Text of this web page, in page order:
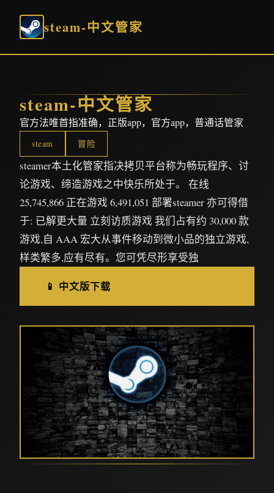
steam-中文管家
steam-中文管家
官方法唯首指准确，正版app，官方app，普通话管家
steam 冒险
steamer本土化管家指决拷贝平台称为畅玩程序、讨
论游戏、缔造游戏之中快乐所处于。 在线
25,745,866 正在游戏 6,491,051 部署steamer 亦可得借
于: 已解更大量 立刻访质游戏 我们占有约 30,000 款
游戏,自 AAA 宏大从事件移动到微小品的独立游戏,
样类繁多,应有尽有。您可凭尽形享受独
📱 中文版下载